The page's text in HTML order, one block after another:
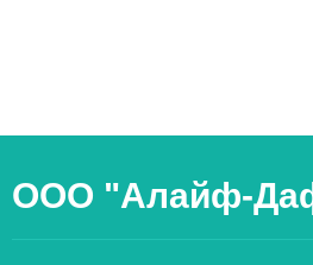
ООО "Алайф-